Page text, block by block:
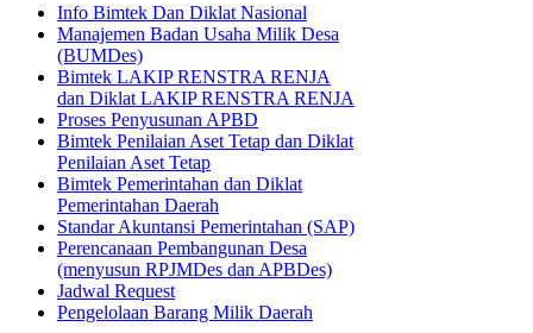
Info Bimtek Dan Diklat Nasional
Manajemen Badan Usaha Milik Desa
(BUMDes)
Bimtek LAKIP RENSTRA RENJA
dan Diklat LAKIP RENSTRA RENJA
Proses Penyusunan APBD
Bimtek Penilaian Aset Tetap dan Diklat
Penilaian Aset Tetap
Bimtek Pemerintahan dan Diklat
Pemerintahan Daerah
Standar Akuntansi Pemerintahan (SAP)
Perencanaan Pembangunan Desa
(menyusun RPJMDes dan APBDes)
Jadwal Request
Pengelolaan Barang Milik Daerah